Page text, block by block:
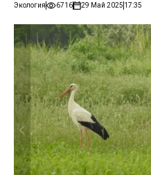
Экология 6716 29 Май 2025 17:35